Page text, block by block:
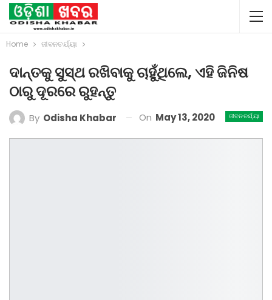
Home ଜୀବନଚର୍ଯ୍ୟା
ଦାନ୍ତକୁ ସୁସ୍ଥ ରଖିବାକୁ ଚାହୁଁଥିଲେ, ଏହି ଜିନିଷ
ଠାରୁ ଦୂରରେ ରୁହନ୍ତୁ
ଜୀବନଚର୍ଯ୍ୟା
By Odisha Khabar On May 13, 2020